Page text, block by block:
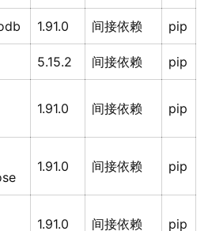
1.91.0 间接依赖 pip
5.15.2 间接依赖 pip
1.91.0 间接依赖 pip
1.91.0 间接依赖 pip
1.91.0 间接依赖 pip